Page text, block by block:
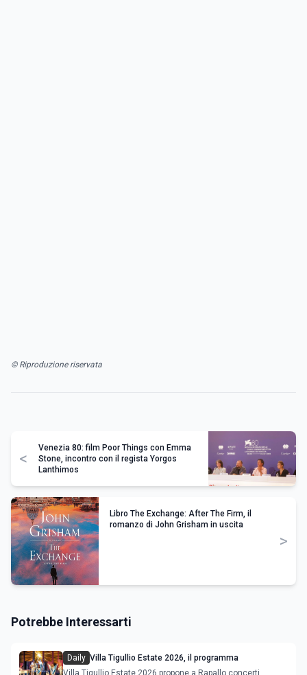
© Riproduzione riservata
<
Venezia 80: film Poor Things con Emma
Stone, incontro con il regista Yorgos
Lanthimos
Libro The Exchange: After The Firm, il
romanzo di John Grisham in uscita
>
Potrebbe Interessarti
Daily Villa Tigullio Estate 2026, il programma